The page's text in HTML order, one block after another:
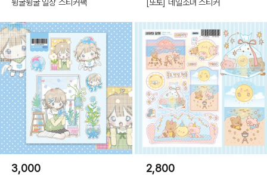
뒹굴뒹굴 일상 스티커팩 [또토] 네일소녀 스티커
3,000 2,800